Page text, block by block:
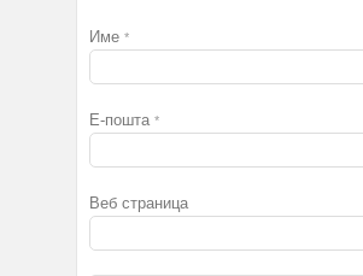
Име *
Е-пошта *
Веб страница